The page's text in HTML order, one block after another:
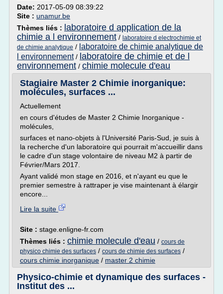
Date: 2017-05-09 08:39:22
Site : unamur.be
Thèmes liés : laboratoire d application de la
chimie a l environnement / laboratoire d electrochimie et
de chimie analytique / laboratoire de chimie analytique de
l environnement/ laboratoire de chimie et de l
environnement / chimie molecule d'eau
Stagiaire Master 2 Chimie inorganique:
molécules, surfaces ...
Actuellement
en cours d'études de Master 2 Chimie Inorganique -
molécules,
surfaces et nano-objets à l'Université Paris-Sud, je suis à
la recherche d'un laboratoire qui pourrait m'accueillir dans
le cadre d'un stage volontaire de niveau M2 à partir de
Février/Mars 2017.
Ayant validé mon stage en 2016, et n'ayant eu que le
premier semestre à rattraper je vise maintenant à élargir
encore...
Lire la suite
Site : stage.enligne-fr.com
Thèmes liés : chimie molecule d'eau / cours de
physico chimie des surfaces / cours de chimie des surfaces /
cours chimie inorganique / master 2 chimie
Physico-chimie et dynamique des surfaces -
Institut des ...